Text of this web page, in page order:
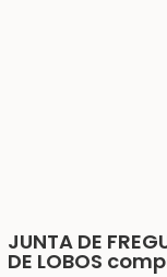
JUNTA DE
DE LOBOS